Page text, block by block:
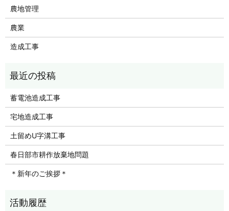
農地管理
農業
造成工事
蓄電池造成工事
宅地造成工事
土留めU字溝工事
春日部市耕作放棄地問題
＊新年のご挨拶＊